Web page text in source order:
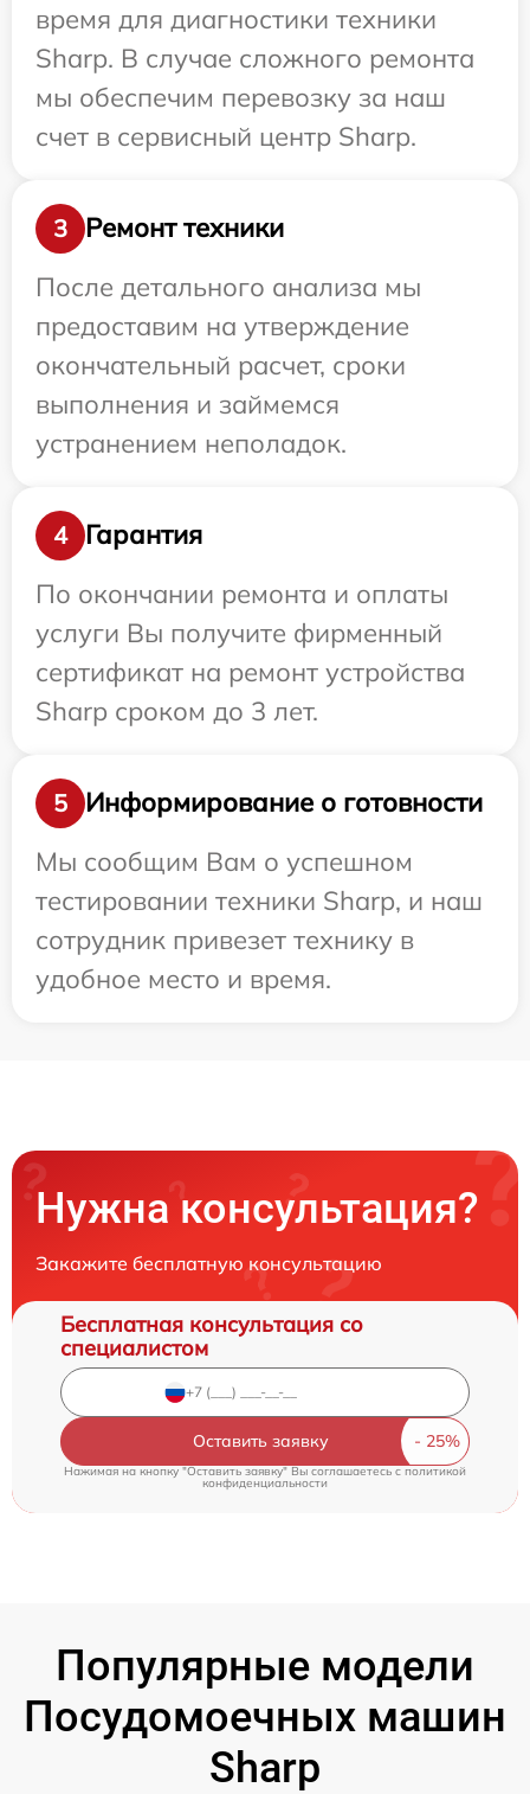
время для диагностики техники
Sharp. В случае сложного ремонта
мы обеспечим перевозку за наш
счет в сервисный центр Sharp.
3
Ремонт техники
После детального анализа мы
предоставим на утверждение
окончательный расчет, сроки
выполнения и займемся
устранением неполадок.
4
Гарантия
По окончании ремонта и оплаты
услуги Вы получите фирменный
сертификат на ремонт устройства
Sharp сроком до 3 лет.
5
Информирование о готовности
Мы сообщим Вам о успешном
тестировании техники Sharp, и наш
сотрудник привезет технику в
удобное место и время.
Нужна консультация?
Закажите бесплатную консультацию
Бесплатная консультация со
специалистом
Оставить заявку
Нажимая на кнопку "Оставить заявку" Вы соглашаетесь cполитикой
конфиденциальности
Популярные модели
Посудомоечных машин
Sharp